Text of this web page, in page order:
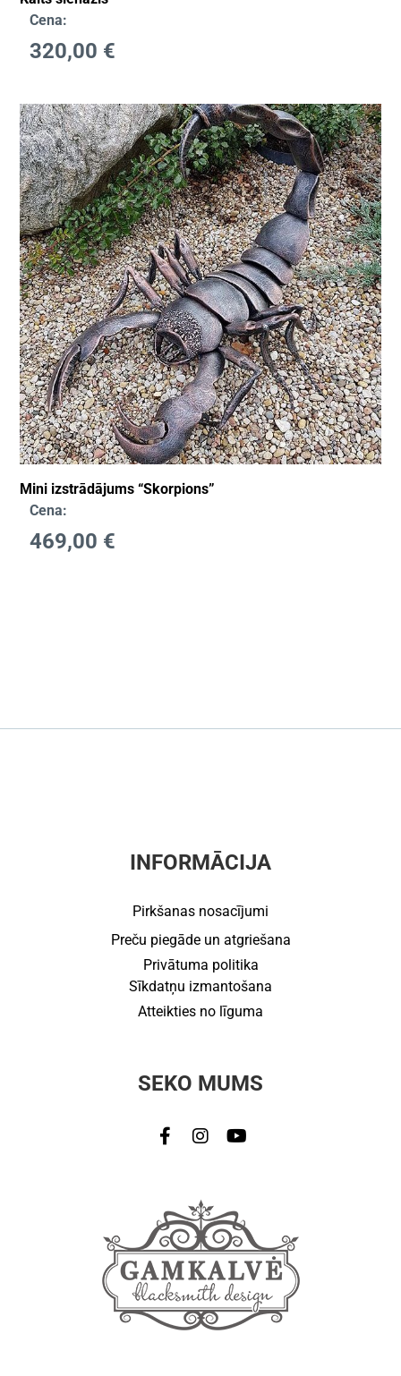
Cena:
320,00 €
Mini izstrādājums “Skorpions”
Cena:
469,00 €
INFORMĀCIJA
Pirkšanas nosacījumi
Preču piegāde un atgriešana
Privātuma politika
Sīkdatņu izmantošana
Atteikties no līguma
SEKO MUMS